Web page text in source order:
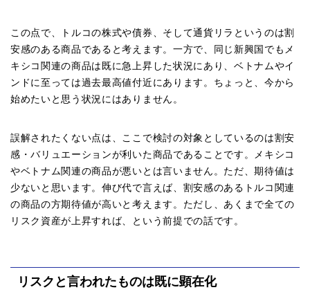
この点で、トルコの株式や債券、そして通貨リラというのは割
安感のある商品であると考えます。一方で、同じ新興国でもメ
キシコ関連の商品は既に急上昇した状況にあり、ベトナムやイ
ンドに至っては過去最高値付近にあります。ちょっと、今から
始めたいと思う状況にはありません。
誤解されたくない点は、ここで検討の対象としているのは割安
感・バリュエーションが利いた商品であることです。メキシコ
やベトナム関連の商品が悪いとは言いません。ただ、期待値は
少ないと思います。伸び代で言えば、割安感のあるトルコ関連
の商品の方期待値が高いと考えます。ただし、あくまで全ての
リスク資産が上昇すれば、という前提での話です。
リスクと言われたものは既に顕在化